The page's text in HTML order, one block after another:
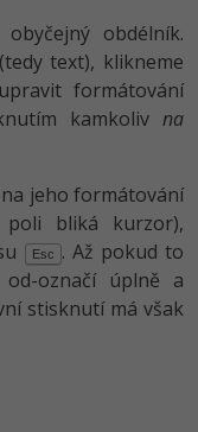
obdélník.
(tedy text), klikneme
formátování
kamkoliv na
jeho formátování
bliká kurzor),
Esc . Až pokud to
označí úplně a
stisknutí má však